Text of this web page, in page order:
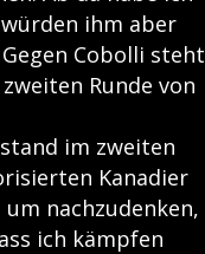
ihm aber
Cobolli steht
Runde von
im zweiten
Kanadier
nachzudenken,
ich kämpfen